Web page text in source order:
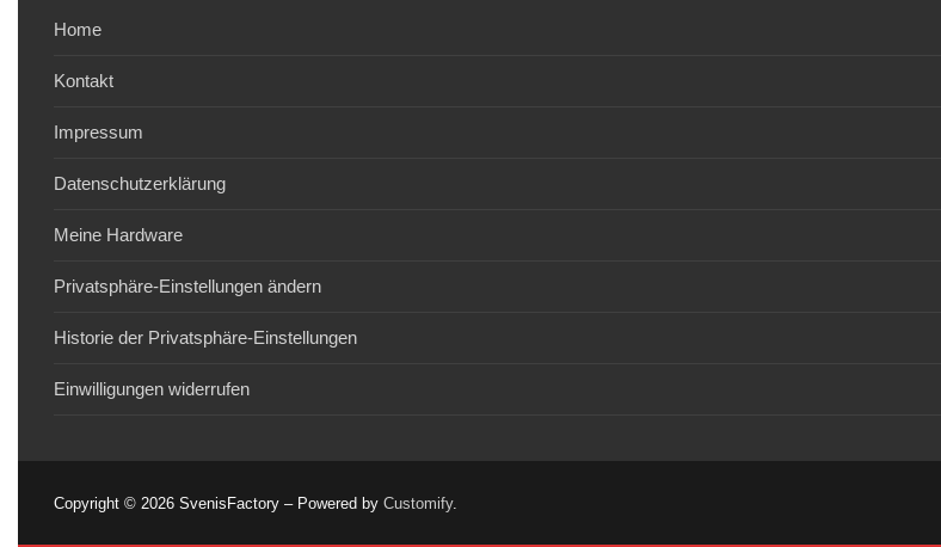
Home
Kontakt
Impressum
Datenschutzerklärung
Meine Hardware
Privatsphäre-Einstellungen ändern
Historie der Privatsphäre-Einstellungen
Einwilligungen widerrufen
Copyright © 2026 SvenisFactory – Powered by Customify.